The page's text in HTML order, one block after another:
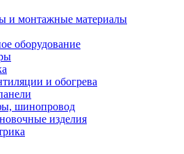
и монтажные материалы
оборудование
и обогрева
шинопровод
изделия